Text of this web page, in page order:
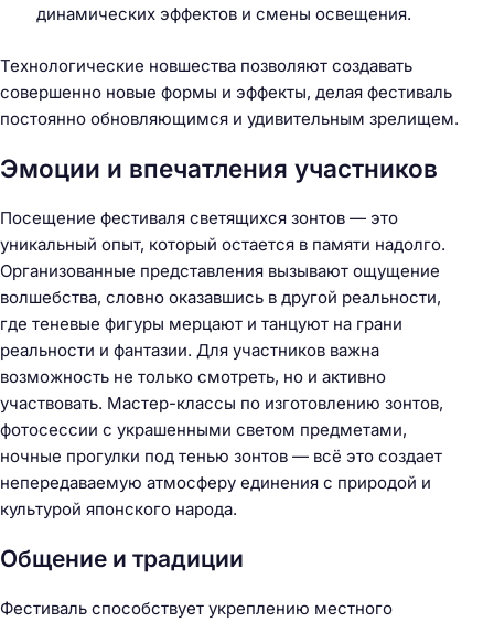
динамических эффектов и смены освещения.
Технологические новшества позволяют создавать
совершенно новые формы и эффекты, делая фестиваль
постоянно обновляющимся и удивительным зрелищем.
Эмоции и впечатления участников
Посещение фестиваля светящихся зонтов — это
уникальный опыт, который остается в памяти надолго.
Организованные представления вызывают ощущение
волшебства, словно оказавшись в другой реальности,
где теневые фигуры мерцают и танцуют на грани
реальности и фантазии. Для участников важна
возможность не только смотреть, но и активно
участвовать. Мастер-классы по изготовлению зонтов,
фотосессии с украшенными светом предметами,
ночные прогулки под тенью зонтов — всё это создает
непередаваемую атмосферу единения с природой и
культурой японского народа.
Общение и традиции
Фестиваль способствует укреплению местного
а
й
т
: